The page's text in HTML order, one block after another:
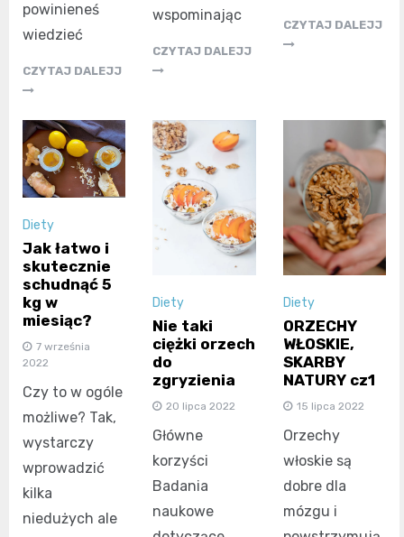
powinieneś
wiedzieć
CZYTAJ DALEJJ
wspominając
CZYTAJ DALEJJ
CZYTAJ DALEJJ
Diety
Jak łatwo i
skutecznie
schudnąć 5
kg w
miesiąc?
7 września
2022
Czy to w ogóle
możliwe? Tak,
wystarczy
wprowadzić
kilka
niedużych ale
Diety
Nie taki
ciężki orzech
do
zgryzienia
20 lipca 2022
Główne
korzyści
Badania
naukowe
Diety
ORZECHY
WŁOSKIE,
SKARBY
NATURY cz1
15 lipca 2022
Orzechy
włoskie są
dobre dla
mózgu i